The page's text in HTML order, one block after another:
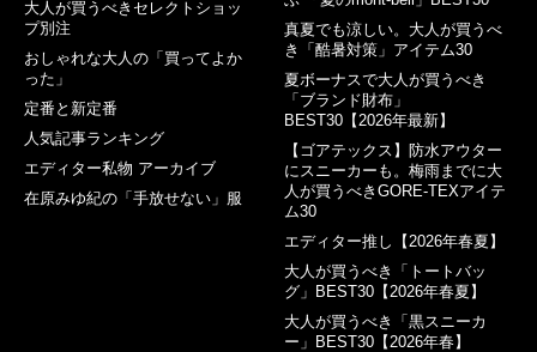
大人が買うべきセレクトショッ
プ別注
おしゃれな大人の「買ってよか
った」
定番と新定番
人気記事ランキング
エディター私物 アーカイブ
在原みゆ紀の「手放せない」服
真夏でも涼しい。大人が買うべ
き「酷暑対策」アイテム30
夏ボーナスで大人が買うべき
「ブランド財布」
BEST30【2026年最新】
【ゴアテックス】防水アウター
にスニーカーも。梅雨までに大
人が買うべきGORE-TEXアイテ
ム30
エディター推し【2026年春夏】
大人が買うべき「トートバッ
グ」BEST30【2026年春夏】
大人が買うべき「黒スニーカ
ー」BEST30【2026年春】